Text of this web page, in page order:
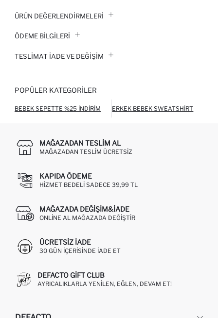
ÜRÜN DEĞERLENDİRMELERİ
ÖDEME BİLGİLERİ
TESLIMAT İADE VE DEĞIŞIM
POPÜLER KATEGORILER
BEBEK SEPETTE %25 İNDIRIM ERKEK BEBEK SWEATSHIRT
MAĞAZADAN TESLIM AL
MAĞAZADAN TESLIM ÜCRETSIZ
KAPIDA ÖDEME
HIZMET BEDELI SADECE 39,99 TL
MAĞAZADA DEĞIŞIM&İADE
ONLINE AL MAĞAZADA DEĞIŞTIR
ÜCRETSIZ IADE
30 GÜN IÇERISINDE IADE ET
DEFACTO GIFT CLUB
AYRICALIKLARLA YENILEN, EĞLEN, DEVAM ET!